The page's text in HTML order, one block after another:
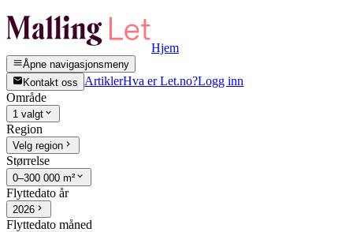
Hjem
Åpne navigasjonsmeny
Kontakt oss
ArtiklerHva er Let.no?Logg inn
Område
1 valgt
Region
Velg region
Størrelse
0–300 000 m²
Flyttedato år
2026
Flyttedato måned